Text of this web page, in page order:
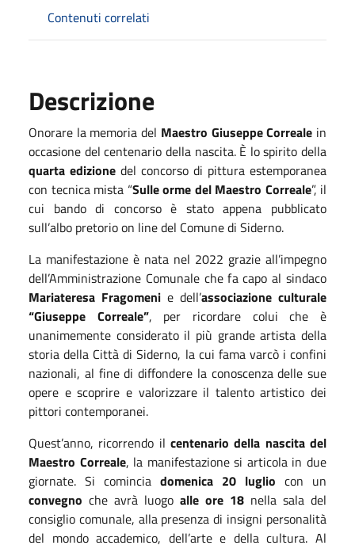
Contenuti correlati
Descrizione
Onorare la memoria del Maestro Giuseppe Correale in
occasione del centenario della nascita. È lo spirito della
quarta edizione del concorso di pittura estemporanea
con tecnica mista “Sulle orme del Maestro Correale”, il
cui bando di concorso è stato appena pubblicato
sull’albo pretorio on line del Comune di Siderno.
La manifestazione è nata nel 2022 grazie all’impegno
dell’Amministrazione Comunale che fa capo al sindaco
Mariateresa Fragomeni e dell’associazione culturale
“Giuseppe Correale”, per ricordare colui che è
unanimemente considerato il più grande artista della
storia della Città di Siderno, la cui fama varcò i confini
nazionali, al fine di diffondere la conoscenza delle sue
opere e scoprire e valorizzare il talento artistico dei
pittori contemporanei.
Quest’anno, ricorrendo il centenario della nascita del
Maestro Correale, la manifestazione si articola in due
giornate. Si comincia domenica 20 luglio con un
convegno che avrà luogo alle ore 18 nella sala del
consiglio comunale, alla presenza di insigni personalità
del mondo accademico, dell’arte e della cultura. Al